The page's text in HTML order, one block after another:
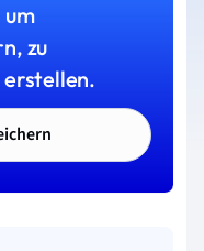
um
zu
erstellen.